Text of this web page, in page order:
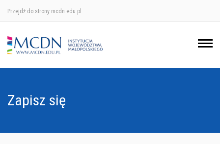
Przejdź do strony mcdn.edu.pl
Zapisz się
Ośrodek w Krakowie
Ośrodek w Nowym Sączu
Ośrodek w Tarnowie